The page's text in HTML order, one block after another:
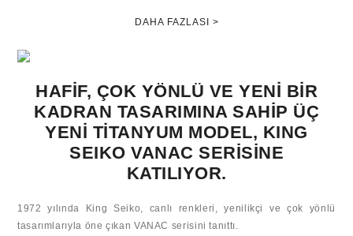
DAHA FAZLASI >
HAFİF, ÇOK YÖNLÜ VE YENİ BİR
KADRAN TASARIMINA SAHİP ÜÇ
YENİ TİTANYUM MODEL, KING
SEIKO VANAC SERİSİNE
KATILIYOR.
1972 yılında King Seiko, canlı renkleri, yenilikçi ve çok yönlü
tasarımlarıyla öne çıkan VANAC serisini tanıttı.